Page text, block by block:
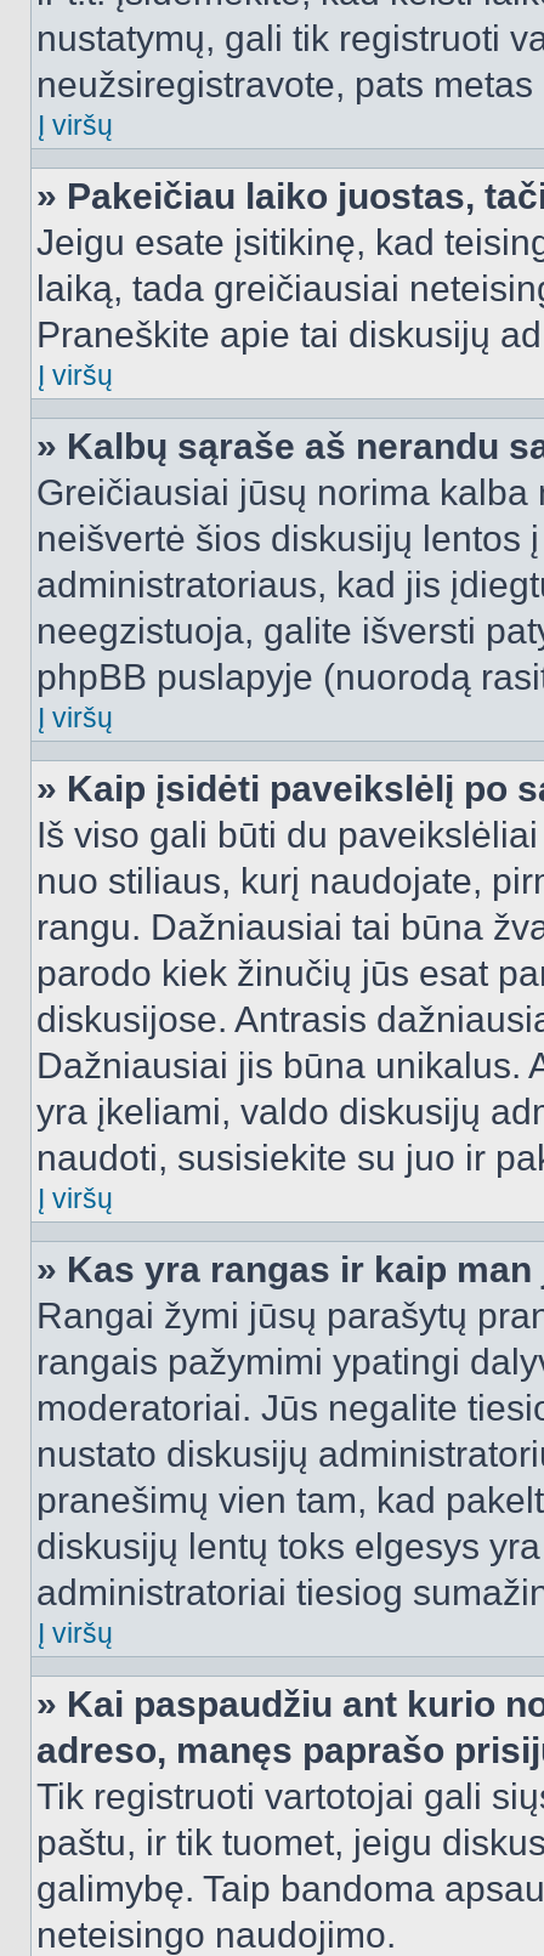
nustatymų, gali tik registruoti
neužsiregistravote, pats
Į viršų
» Pakeičiau laiko juostas,
Jeigu esate įsitikinę, kad
laiką, tada greičiausiai
Praneškite apie tai diskusijų
Į viršų
» Kalbų sąraše aš nerandu
Greičiausiai jūsų norima
neišvertė šios diskusijų lentos
administratoriaus, kad jis
neegzistuoja, galite išversti
phpBB puslapyje (nuorodą
Į viršų
» Kaip įsidėti paveikslėlį po
Iš viso gali būti du
nuo stiliaus, kurį naudojate,
rangu. Dažniausiai tai būna
parodo kiek žinučių jūs esat
diskusijose. Antrasis
Dažniausiai jis būna unikalus.
yra įkeliami, valdo diskusijų
naudoti, susisiekite su juo ir
Į viršų
» Kas yra rangas ir kaip
Rangai žymi jūsų parašytų
rangais pažymimi ypatingi
moderatoriai. Jūs negalite
nustato diskusijų
pranešimų vien tam, kad
diskusijų lentų toks elgesys
administratoriai tiesiog
Į viršų
» Kai paspaudžiu ant kurio
adreso, manęs paprašo
Tik registruoti vartotojai gali
paštu, ir tik tuomet, jeigu
galimybę. Taip bandoma
neteisingo naudojimo.